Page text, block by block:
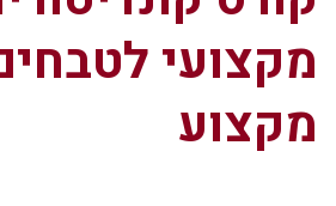
מקצועי
מקצוע